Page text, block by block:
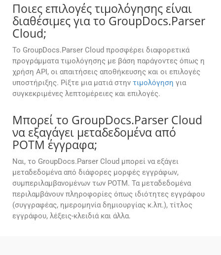
Ποιες επιλογές τιμολόγησης είναι
διαθέσιμες για το GroupDocs.Parser
Cloud;
Το GroupDocs.Parser Cloud προσφέρει διαφορετικά
προγράμματα τιμολόγησης με βάση παράγοντες όπως η
χρήση API, οι απαιτήσεις αποθήκευσης και οι επιλογές
υποστήριξης. Ρίξτε μια ματιά στην τιμολόγηση για
συγκεκριμένες λεπτομέρειες και επιλογές.
Μπορεί το GroupDocs.Parser Cloud
να εξαγάγει μεταδεδομένα από
POTM έγγραφα;
Ναι, το GroupDocs.Parser Cloud μπορεί να εξάγει
μεταδεδομένα από διάφορες μορφές εγγράφων,
συμπεριλαμβανομένων των POTM. Τα μεταδεδομένα
περιλαμβάνουν πληροφορίες όπως ιδιότητες εγγράφου
(συγγραφέας, ημερομηνία δημιουργίας κ.λπ.), τίτλος
εγγράφου, λέξεις-κλειδιά και άλλα.